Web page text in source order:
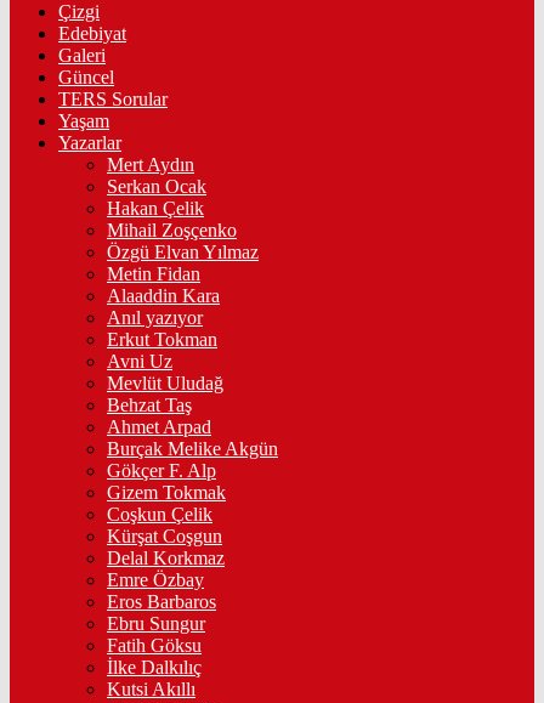
Çizgi
Edebiyat
Galeri
Güncel
TERS Sorular
Yaşam
Yazarlar
Mert Aydın
Serkan Ocak
Hakan Çelik
Mihail Zoşçenko
Özgü Elvan Yılmaz
Metin Fidan
Alaaddin Kara
Anıl yazıyor
Erkut Tokman
Avni Uz
Mevlüt Uludağ
Behzat Taş
Ahmet Arpad
Burçak Melike Akgün
Gökçer F. Alp
Gizem Tokmak
Coşkun Çelik
Kürşat Coşgun
Delal Korkmaz
Emre Özbay
Eros Barbaros
Ebru Sungur
Fatih Göksu
İlke Dalkılıç
Kutsi Akıllı